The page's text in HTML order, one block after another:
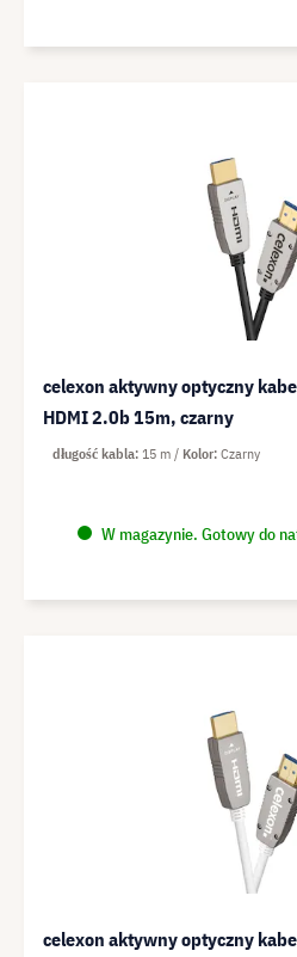
celexon aktywny optyczny
HDMI 2.0b 15m, czarny
W magazynie. Gotowy do
długość kabla 15 m Kolor Czarny
celexon aktywny optyczny